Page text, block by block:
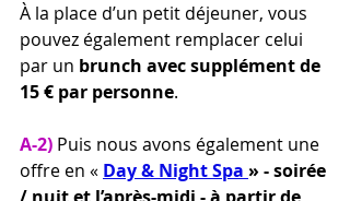
À la place d’un petit déjeuner, vous
pouvez également remplacer celui
par un brunch avec supplément de
15 € par personne.
A-2) Puis nous avons également une
offre en « Day & Night Spa » - soirée